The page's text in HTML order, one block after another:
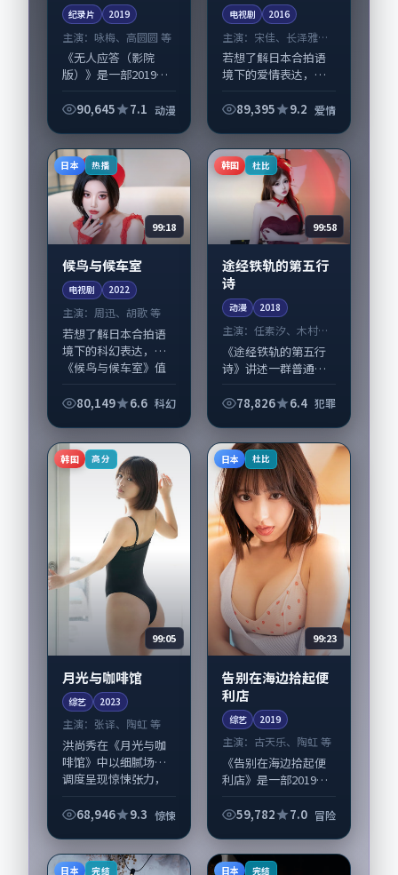
纪录片 2019
主演： 咏梅、高圆圆 等
《无人应答（影院
版）》是一部2019年
录片，由文牧野执
员亦参与重要戏份。
故事围绕当代都市中...
90,645 7.1 动漫
电视剧 2016
主演： 宋佳、长泽雅美
等
若想了解日本合拍语
境下的爱情表达，
信》值得关注：剧情
长泽雅美与配角群戏
并重。影片2016年...
89,395 9.2 爱情
日本 热播
99:18
候鸟与候车室
电视剧 2022
主演： 周迅、胡歌 等
若想了解日本合拍语
境下的科幻表达，
《候鸟与候车室》值
物动机与生活细节的
2022年面世后在影...
80,149 6.6 科幻
韩国 杜比
99:58
途经铁轨的第五行
诗
动漫 2018
主演：任素汐、木村拓
哉 等
《途经铁轨的第五行
诗》讲述一群普通人
写人生轨迹的故事，
导演滨口龙介擅长留
白叙事，任素汐、木...
78,826 6.4 犯罪
韩国 高分
99:05
月光与咖啡馆
综艺 2023
主演： 张译、陶虹 等
洪尚秀在《月光与咖
啡馆》中以细腻场面
调度呈现惊悚张力，
演层次丰富。影片拍
08-07纳...
68,946 9.3 惊悚
日本 杜比
99:23
告别在海边拾起便
利店
综艺 2019
主演： 古天乐、陶虹 等
《告别在海边拾起便
利店》是一部2019年
艺，由贾樟柯执导，
参与重要戏份。故事
59,782 7.0 冒险
日本 完结 日本 完结